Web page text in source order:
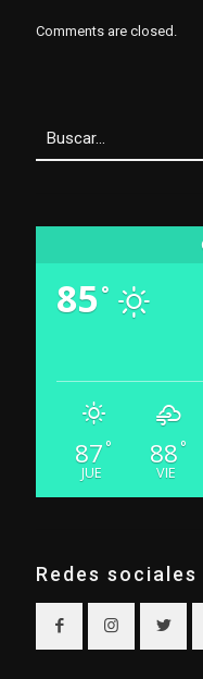
Comments are closed.
85°
87 °
JUE
88 °
VIE
Redes sociales